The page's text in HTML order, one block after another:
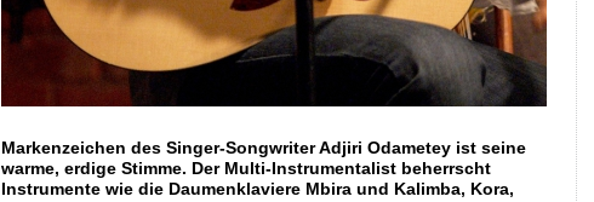
Markenzeichen des Singer-Songwriter Adjiri Odametey ist seine
warme, erdige Stimme. Der Multi-Instrumentalist beherrscht
Instrumente wie die Daumenklaviere Mbira und Kalimba, Kora,